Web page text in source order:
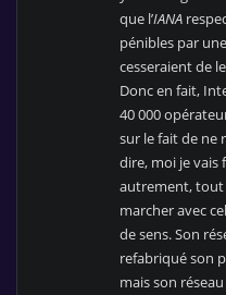
que l’IANA
pénibles par
cesseraient de
Donc en fait,
40 000
sur le fait de ne
dire, moi je vais
autrement, tout
marcher avec
de sens. Son
refabriqué son
mais son